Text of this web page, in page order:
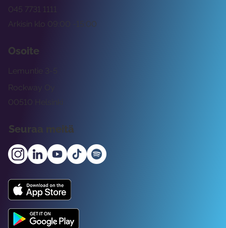
Arkisin klo 09:00 -15:00
045 7731 1111
Osoite
Rockway Oy
Lemuntie 3-5
00510 Helsinki
Seuraa meitä